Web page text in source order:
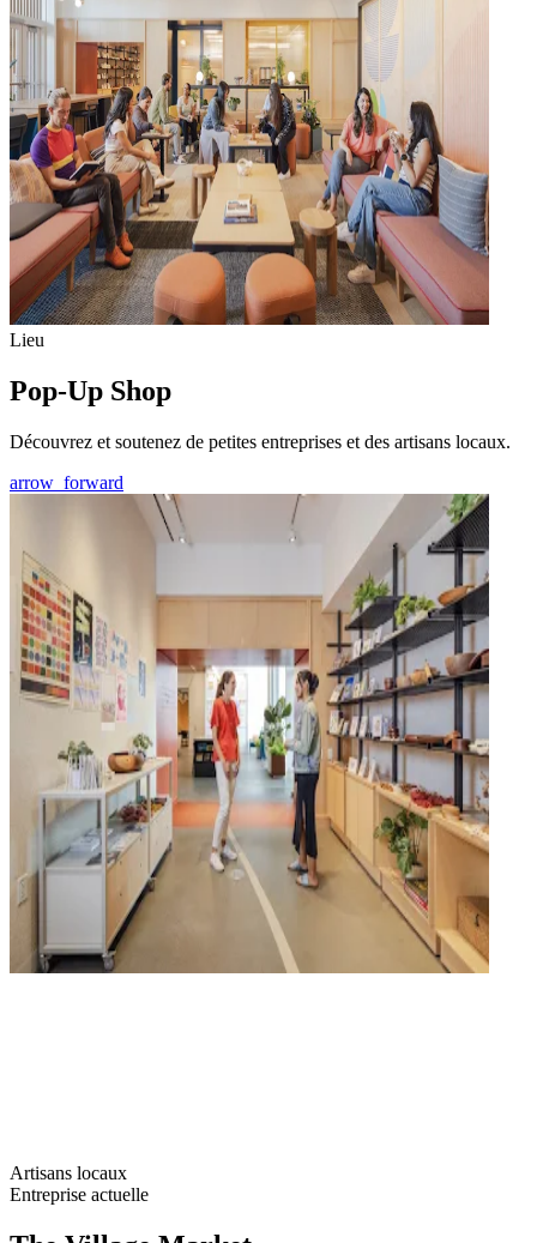
Lieu
Pop-Up Shop
Découvrez et soutenez de petites entreprises et des artisans locaux.
arrow_forward
Artisans locaux
Entreprise actuelle